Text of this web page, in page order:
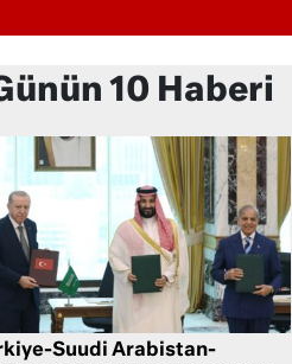
10 Haberi
Suudi Arabistan-